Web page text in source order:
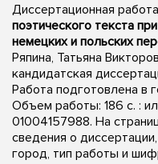
Диссертационная
поэтического текста
немецких и польских
Ряпина, Татьяна
кандидатская
Работа подготовлена в
Объем работы: 186 с. :
01004157988. На
сведения о
город, тип работы и